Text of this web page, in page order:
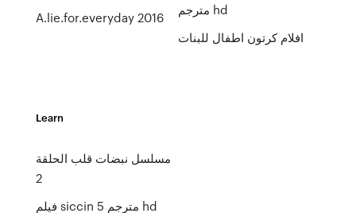
A.lie.for.everyday 2016
مترجم hd
افلام كرتون اطفال للبنات
Learn
مسلسل نبضات قلب الحلقة
2
فيلم siccin 5 مترجم hd